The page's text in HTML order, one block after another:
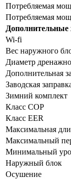
Потребляемая
Потребляемая
Дополнительные
Wi-fi
Вес наружного
Диаметр
Дополнительная
Заводская
Зимний комплект
Класс COP
Класс EER
Максимальная
Максимальный
Минимальный
Наружный блок
Осушение